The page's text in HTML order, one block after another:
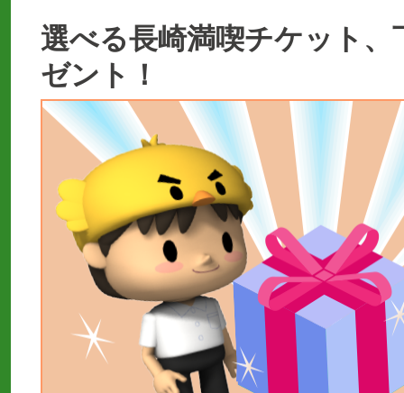
選べる長崎満喫チケット
ゼント！